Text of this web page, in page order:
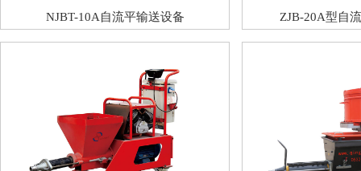
NJBT-10A自流平输送设备 ZJB-20A型自